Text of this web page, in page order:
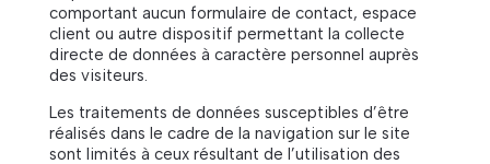
comportant aucun formulaire de contact, espace
client ou autre dispositif permettant la collecte
directe de données à caractère personnel auprès
des visiteurs.
Les traitements de données susceptibles d’être
réalisés dans le cadre de la navigation sur le site
sont limités à ceux résultant de l’utilisation des